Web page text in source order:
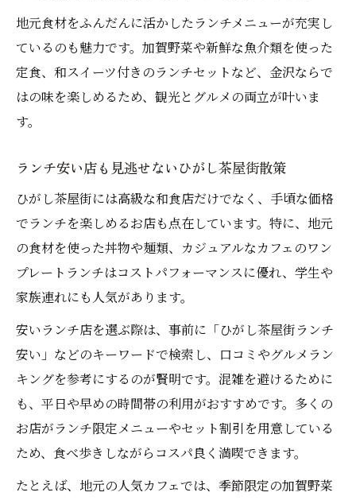
地元食材をふんだんに活かしたランチメニューが充実し
ているのも魅力です。加賀野菜や新鮮な魚介類を使った
定食、和スイーツ付きのランチセットなど、金沢ならで
はの味を楽しめるため、観光とグルメの両立が叶いま
す。
ランチ安い店も見逃せないひがし茶屋街散策
ひがし茶屋街には高級な和食店だけでなく、手頃な価格
でランチを楽しめるお店も点在しています。特に、地元
の食材を使った丼物や麺類、カジュアルなカフェのワン
プレートランチはコストパフォーマンスに優れ、学生や
家族連れにも人気があります。
安いランチ店を選ぶ際は、事前に「ひがし茶屋街ランチ
安い」などのキーワードで検索し、口コミやグルメラン
キングを参考にするのが賢明です。混雑を避けるために
も、平日や早めの時間帯の利用がおすすめです。多くの
お店がランチ限定メニューやセット割引を用意している
ため、食べ歩きしながらコスパ良く満喫できます。
たとえば、地元の人気カフェでは、季節限定の加賀野菜